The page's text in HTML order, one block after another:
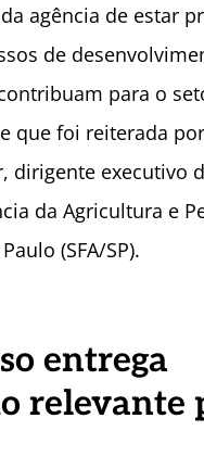
agência de estar
de
para o
que foi reiterada
dirigente executivo
da Agricultura e
(SFA/SP).
entrega
relevante